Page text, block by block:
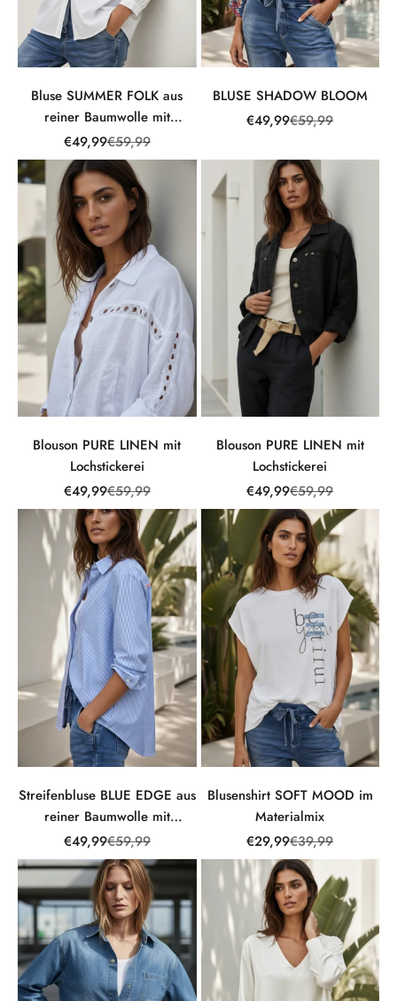
Bluse SUMMER FOLK aus
reiner Baumwolle mit
Stickerei
Angebot
€49,99Regulärer Preis
€59,99
BLUSE SHADOW BLOOM
Angebot
€49,99Regulärer Preis
€59,99
Blouson PURE LINEN mit
Lochstickerei
Angebot
€49,99Regulärer Preis
€59,99
Blouson PURE LINEN mit
Lochstickerei
Angebot
€49,99Regulärer Preis
€59,99
Streifenbluse BLUE EDGE aus
reiner Baumwolle mit
Stickerei
Angebot
€49,99Regulärer Preis
€59,99
Blusenshirt SOFT MOOD im
Materialmix
Angebot
€29,99Regulärer Preis
€39,99